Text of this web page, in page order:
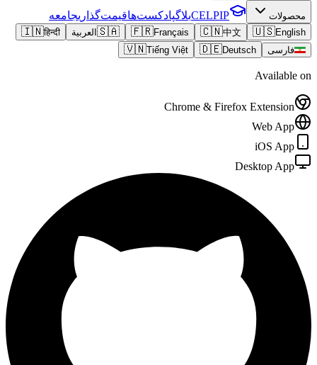
محصولات CELPIPبلاگپادکست‌هاقیمت‌گذاریجامعه
🇺🇸English
🇨🇳中文
🇫🇷Français
🇸🇦 العربية 🇮🇳हिन्दी
فارسی
🇩🇪Deutsch
🇻🇳Tiếng Việt
Available on
Chrome & Firefox Extension
Web App
iOS App
Desktop App